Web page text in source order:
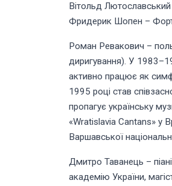
Вітольд
Фридерик Шопен –
Роман Ревакович –
диригування). У
активно працює як
1995 році став
пропагує українську
«Wratislavia Cantans» у
Варшавської
Дмитро Таванець –
академію України,